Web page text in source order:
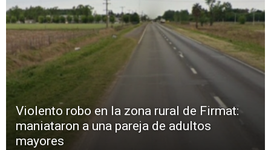
Violento robo en la zona rural de Firmat:
maniataron a una pareja de adultos
mayores